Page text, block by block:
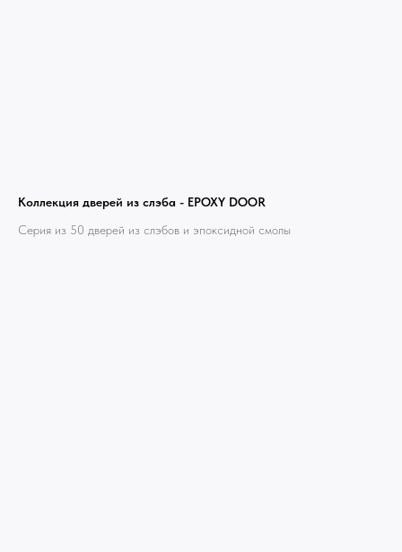
Коллекция дверей из слэба - EPOXY DOOR
Серия из 50 дверей из слэбов и эпоксидной смолы